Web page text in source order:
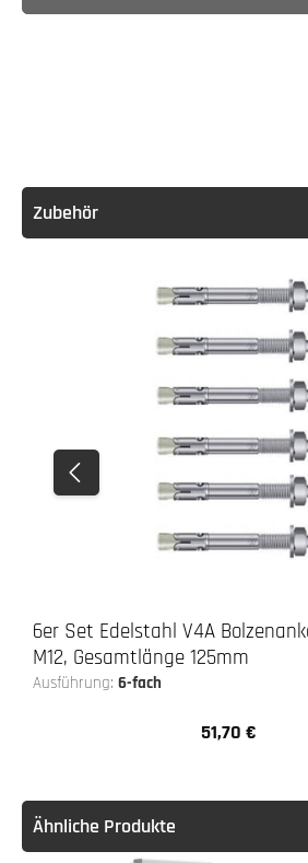
Zubehör
6er Set Edelstahl V4A
M12, Gesamtlänge 125mm
Ausführung:6-fach
Regulärer Preis:
51,70 €
Ähnliche Produkte